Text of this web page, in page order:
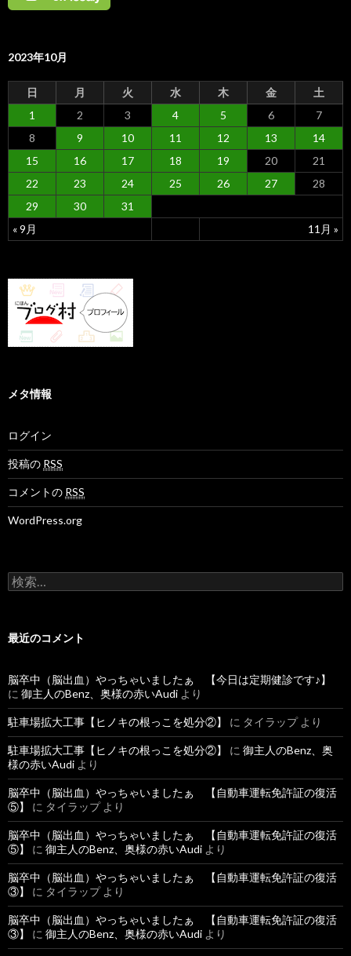
2023年10月
日 月 火 水 木 金 土
« 9月 11月 »
1 2 3 4 5 6
7
8
9 10 11 12 13
14
15
16 17 18 19 20
21
22
23 24 25 26 27
28
29
30 31
メタ情報
ログイン
投稿の RSS
コメントの RSS
WordPress.org
検
索
最近のコメント
脳卒中（脳出血）やっちゃいましたぁ 【今日は定期健診です♪】
に 御主人のBenz、奥様の赤いAudi より
駐車場拡大工事【ヒノキの根っこを処分②】 に タイラップより
駐車場拡大工事【ヒノキの根っこを処分②】 に 御主人のBenz、奥
様の赤いAudi より
脳卒中（脳出血）やっちゃいましたぁ 【自動車運転免許証の復活
⑤】
に タイラップより
脳卒中（脳出血）やっちゃいましたぁ 【自動車運転免許証の復活
⑤】
に 御主人のBenz、奥様の赤いAudi より
脳卒中（脳出血）やっちゃいましたぁ 【自動車運転免許証の復活
③】
に タイラップより
脳卒中（脳出血）やっちゃいましたぁ 【自動車運転免許証の復活
③】
に 御主人のBenz、奥様の赤いAudi より